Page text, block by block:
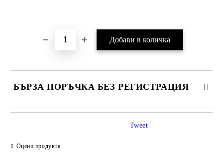
БЪРЗА ПОРЪЧКА БЕЗ РЕГИСТРАЦИЯ
Оцени продукта
Tweet